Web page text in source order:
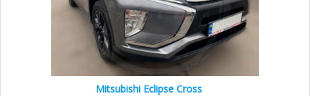
Mitsubishi Eclipse Cross